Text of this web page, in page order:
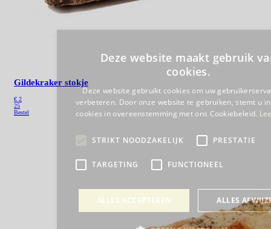
Gildekraker stokje
€ 2
25
Bestel